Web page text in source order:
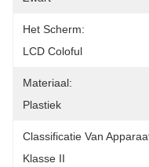
Het Scherm:
LCD Coloful
Materiaal:
Plastiek
Classificatie Van
Klasse II